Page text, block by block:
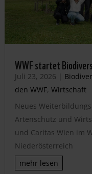
WWF startet
Juli 23, 2026 |
den WWF, Wirtschaft
Neues
Artenschutz und
und Caritas Wien im
Niederösterreich
mehr lesen